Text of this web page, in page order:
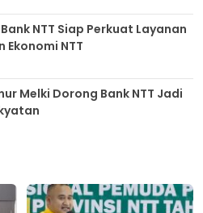
NTT Siap Perkuat Layanan
NTT
Melki Dorong Bank NTT Jadi